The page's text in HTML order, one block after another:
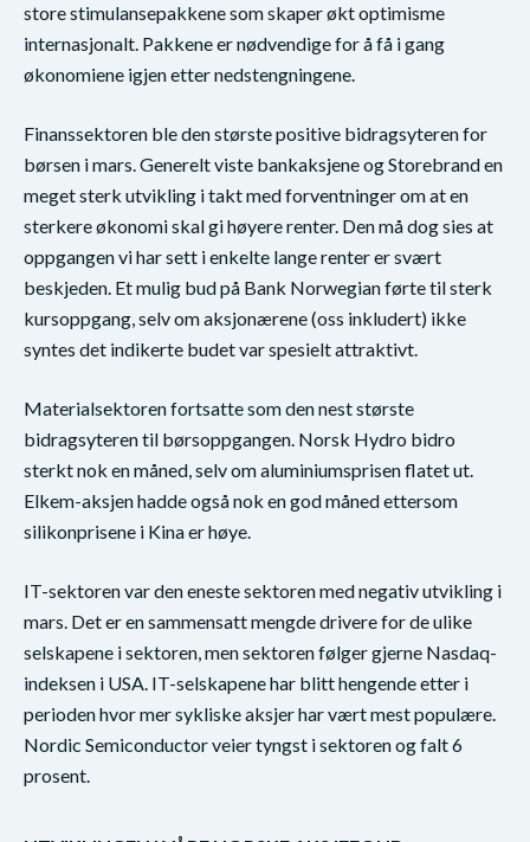
store stimulansepakkene som skaper økt optimisme
internasjonalt. Pakkene er nødvendige for å få i gang
økonomiene igjen etter nedstengningene.
Finanssektoren ble den største positive bidragsyteren for
børsen i mars. Generelt viste bankaksjene og Storebrand en
meget sterk utvikling i takt med forventninger om at en
sterkere økonomi skal gi høyere renter. Den må dog sies at
oppgangen vi har sett i enkelte lange renter er svært
beskjeden. Et mulig bud på Bank Norwegian førte til sterk
kursoppgang, selv om aksjonærene (oss inkludert) ikke
syntes det indikerte budet var spesielt attraktivt.
Materialsektoren fortsatte som den nest største
bidragsyteren til børsoppgangen. Norsk Hydro bidro
sterkt nok en måned, selv om aluminiumsprisen flatet ut.
Elkem-aksjen hadde også nok en god måned ettersom
silikonprisene i Kina er høye.
IT-sektoren var den eneste sektoren med negativ utvikling i
mars. Det er en sammensatt mengde drivere for de ulike
selskapene i sektoren, men sektoren følger gjerne Nasdaq-
indeksen i USA. IT-selskapene har blitt hengende etter i
perioden hvor mer sykliske aksjer har vært mest populære.
Nordic Semiconductor veier tyngst i sektoren og falt 6
prosent.